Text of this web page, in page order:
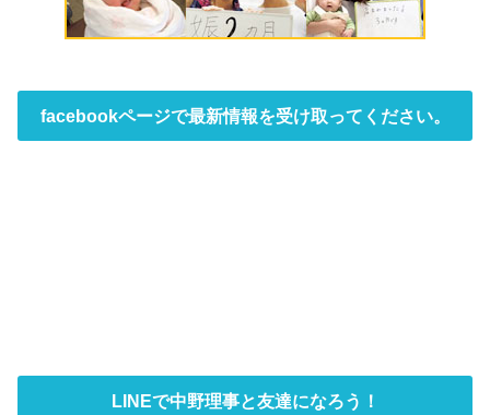
facebookページで最新情報を受け取ってください。
LINEで中野理事と友達になろう！